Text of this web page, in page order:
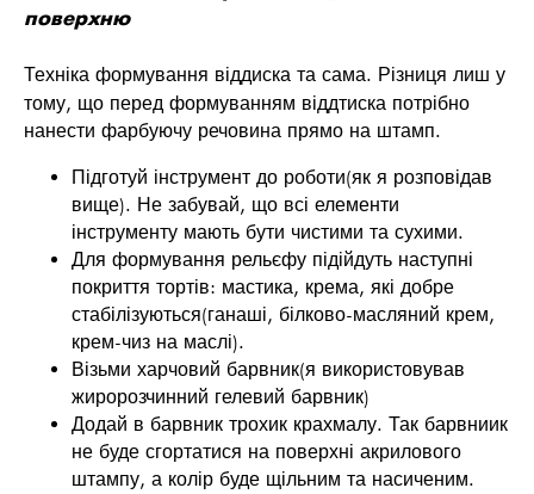
поверхню
Техніка формування віддиска та сама. Різниця лиш у
тому, що перед формуванням віддтиска потрібно
нанести фарбуючу речовина прямо на штамп.
Підготуй інструмент до роботи(як я розповідав
вище). Не забувай, що всі елементи
інструменту мають бути чистими та сухими.
Для формування рельєфу підійдуть наступні
покриття тортів: мастика, крема, які добре
стабілізуються(ганаші, білково-масляний крем,
крем-чиз на маслі).
Візьми харчовий барвник(я використовував
жиророзчинний гелевий барвник)
Додай в барвник трохик крахмалу. Так барвниик
не буде сгортатися на поверхні акрилового
штампу, а колір буде щільним та насиченим.